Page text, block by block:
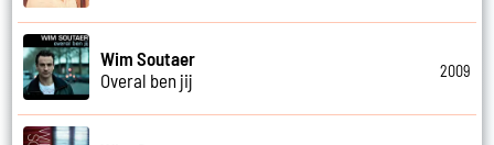
Wim Soutaer
Overal ben jij
2009